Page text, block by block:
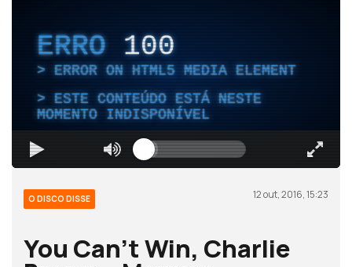
ERRO 100
ERROR ON HTML5 MEDIA ELEMENT
ESTE CONTEÚDO ESTÁ NESTE
MOMENTO INDISPONÍVEL
O DISCO DISSE 12 out, 2016, 15:23
You Can’t Win, Charlie